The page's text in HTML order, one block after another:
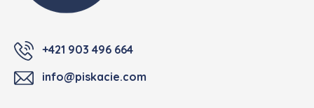
+421 903 496 664
info@piskacie.com